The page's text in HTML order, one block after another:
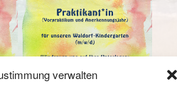
verwalten